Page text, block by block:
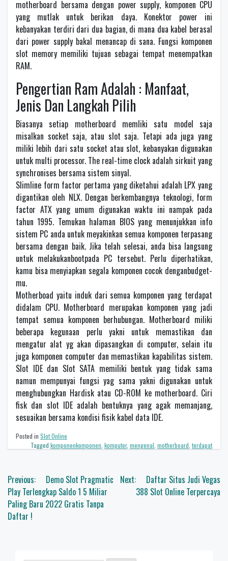
motherboard bersama dengan power supply, komponen CPU
yang mutlak untuk berikan daya. Konektor power ini
kebanyakan terdiri dari dua bagian, di mana dua kabel berasal
dari power supply bakal menancap di sana. Fungsi komponen
slot memory memiliki tujuan sebagai tempat menempatkan
RAM.
Pengertian Ram Adalah : Manfaat,
Jenis Dan Langkah Pilih
Biasanya setiap motherboard memliki satu model saja
misalkan socket saja, atau slot saja. Tetapi ada juga yang
miliki lebih dari satu socket atau slot, kebanyakan digunakan
untuk multi processor. The real-time clock adalah sirkuit yang
synchronises bersama sistem sinyal.
Slimline form factor pertama yang diketahui adalah LPX yang
digantikan oleh NLX. Dengan berkembangnya teknologi, form
factor ATX yang umum digunakan waktu ini nampak pada
tahun 1995. Temukan halaman BIOS yang menunjukkan info
sistem PC anda untuk meyakinkan semua komponen terpasang
bersama dengan baik. Jika telah selesai, anda bisa langsung
untuk melakukanbootpada PC tersebut. Perlu diperhatikan,
kamu bisa menyiapkan segala komponen cocok denganbudget-
mu.
Motherboad yaitu induk dari semua komponen yang terdapat
didalam CPU. Motherboard merupakan komponen yang jadi
tempat semua komponen berhubungan. Motherboard miliki
beberapa kegunaan perlu yakni untuk memastikan dan
mengatur alat yg akan dipasangkan di computer, selain itu
juga komponen computer dan memastikan kapabilitas sistem.
Slot IDE dan Slot SATA memiliki bentuk yang tidak sama
namun mempunyai fungsi yag sama yakni digunakan untuk
menghubungkan Hardisk atau CD-ROM ke motherboard. Ciri
fisk dan slot IDE adalah bentuknya yang agak memanjang,
sesuaikan bersama kondisi fisik kabel data IDE.
Posted in Slot Online
Tagged komponenkomponen komputer, mengenal motherboard terdapat
Navigasi
pos
Previous:
Demo Slot Pragmatic
Play Terlengkap Saldo 1 5 Miliar
Paling Baru 2022 Gratis Tanpa
Daftar !
Next:
Daftar Situs Judi Vegas
388 Slot Online Terpercaya